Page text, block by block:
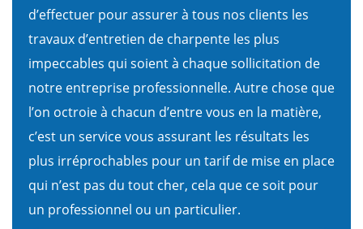
d’effectuer pour assurer à tous nos clients les
travaux d’entretien de charpente les plus
impeccables qui soient à chaque sollicitation de
notre entreprise professionnelle. Autre chose que
l’on octroie à chacun d’entre vous en la matière,
c’est un service vous assurant les résultats les
plus irréprochables pour un tarif de mise en place
qui n’est pas du tout cher, cela que ce soit pour
un professionnel ou un particulier.